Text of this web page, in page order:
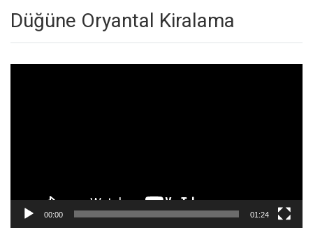
Düğüne Oryantal Kiralama
00:00 01:24